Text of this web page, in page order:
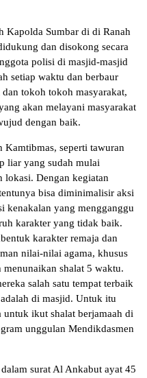
Kapolda Sumbar di di Ranah
dan disokong secara
polisi di masjid-masjid
setiap waktu dan berbaur
tokoh tokoh masyarakat,
akan melayani masyarakat
dengan baik.
Kamtibmas, seperti tawuran
liar yang sudah mulai
lokasi. Dengan kegiatan
bisa diminimalisir aksi
kenakalan yang mengganggu
karakter yang tidak baik.
karakter remaja dan
nilai-nilai agama, khusus
shalat 5 waktu.
salah satu tempat terbaik
di masjid. Untuk itu
ikut shalat berjamaah di
unggulan Mendikdasmen
surat Al Ankabut ayat 45